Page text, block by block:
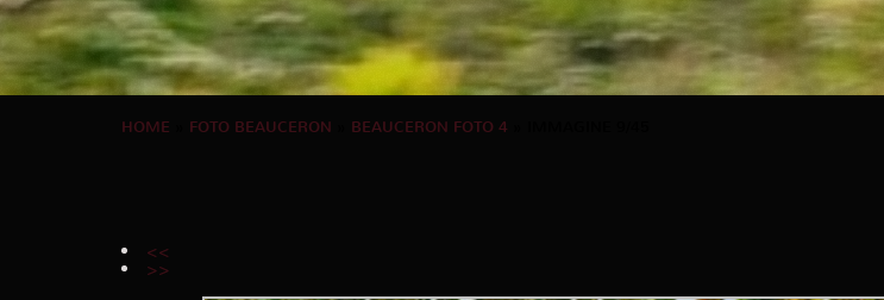
HOME FOTO BEAUCERON BEAUCERON FOTO 4
<<
>>